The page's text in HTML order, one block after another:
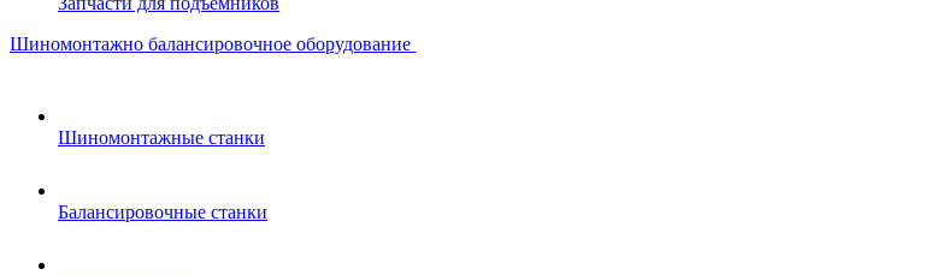
Шиномонтажно балансировочное оборудование
Шиномонтажные станки
Балансировочные станки